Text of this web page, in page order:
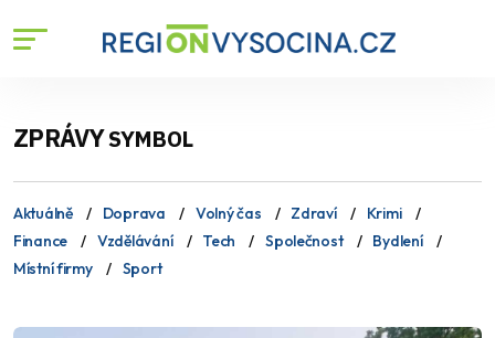
ZPRÁVYSYMBOL
Aktuálně Doprava Volný čas Zdraví
Krimi
Finance
Vzdělávání Tech Společnost
Bydlení
Místní firmy
Sport